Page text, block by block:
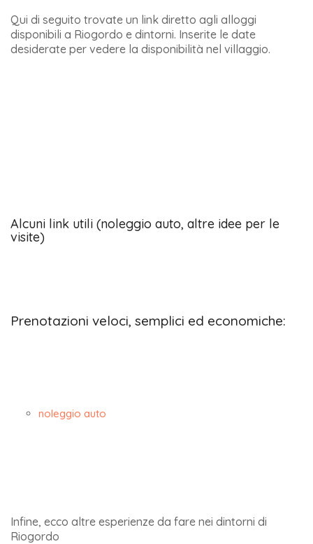
Qui di seguito trovate un link diretto agli alloggi
disponibili a Riogordo e dintorni. Inserite le date
desiderate per vedere la disponibilità nel villaggio.
Alcuni link utili (noleggio auto, altre idee per le
visite)
Prenotazioni veloci, semplici ed economiche:
noleggio auto
Infine, ecco altre esperienze da fare nei dintorni di
Riogordo